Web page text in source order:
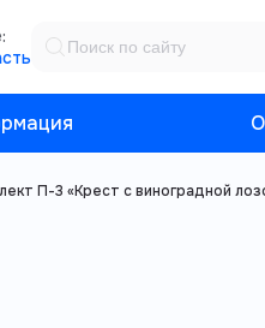
П-3 «Крест с виноградной